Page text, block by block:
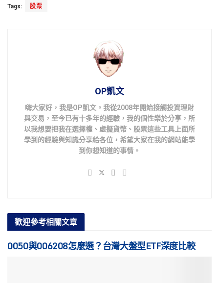
Tags: 股票
OP凱文
嗨大家好，我是OP凱文。我從2008年開始接觸投資理財
與交易，至今已有十多年的經驗，我的個性樂於分享，所
以我想要把我在選擇權、虛擬貨幣、股票這些工具上面所
學到的經驗與知識分享給各位，希望大家在我的網站能學
到你想知道的事情。
歡迎參考相關文章
0050與006208怎麼選？台灣大盤型ETF深度比較